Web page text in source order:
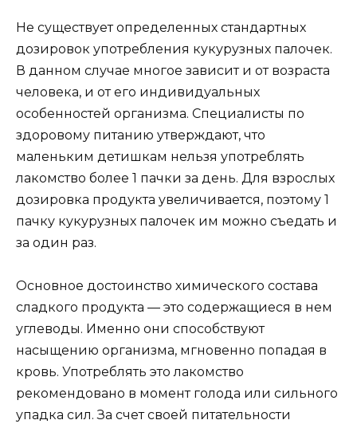
Не существует определенных стандартных
дозировок употребления кукурузных палочек.
В данном случае многое зависит и от возраста
человека, и от его индивидуальных
особенностей организма. Специалисты по
здоровому питанию утверждают, что
маленьким детишкам нельзя употреблять
лакомство более 1 пачки за день. Для взрослых
дозировка продукта увеличивается, поэтому 1
пачку кукурузных палочек им можно съедать и
за один раз.
Основное достоинство химического состава
сладкого продукта — это содержащиеся в нем
углеводы. Именно они способствуют
насыщению организма, мгновенно попадая в
кровь. Употреблять это лакомство
рекомендовано в момент голода или сильного
упадка сил. За счет своей питательности